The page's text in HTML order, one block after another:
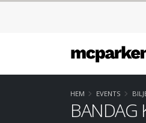
HEM EVENTS
BANDAG